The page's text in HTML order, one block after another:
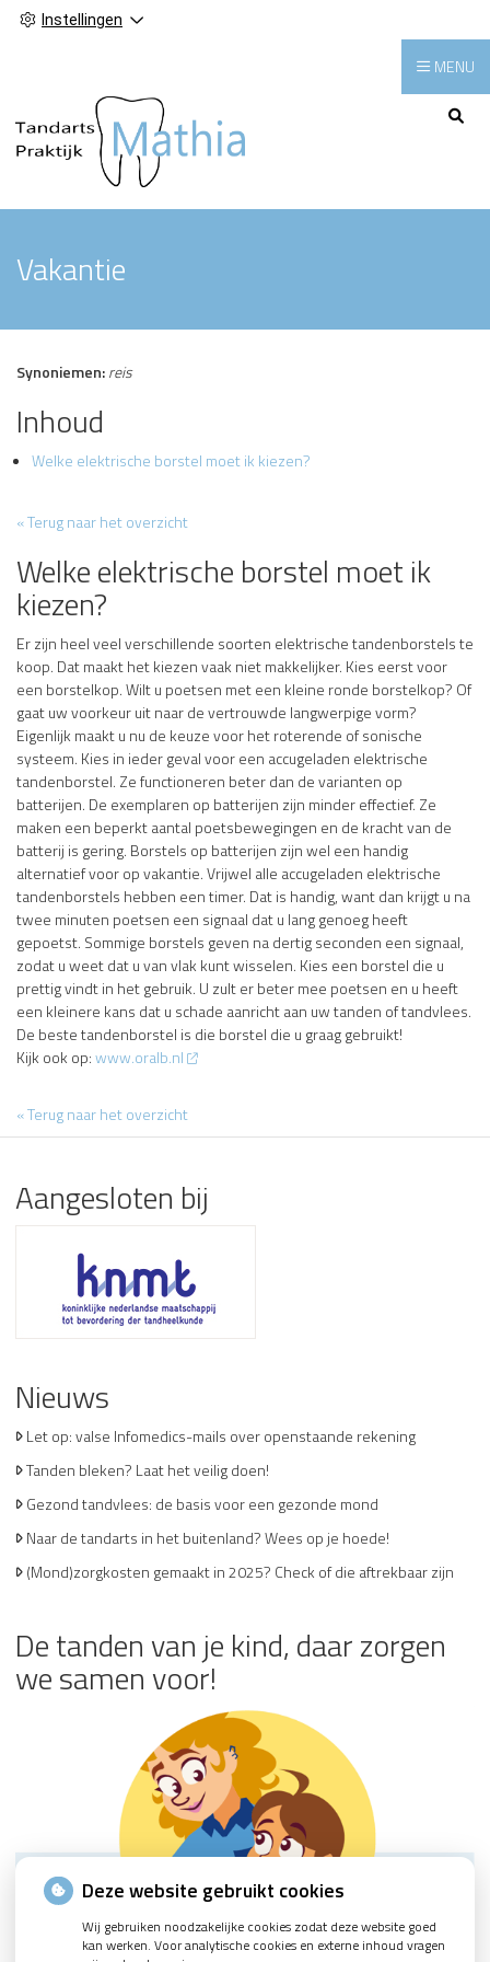
Instellingen
Hoofdmenu
MENU
Vakantie
Synoniemen:reis
Inhoud
Welke elektrische borstel moet ik kiezen?
« Terug naar het overzicht
Welke elektrische borstel moet ik
kiezen?
Er zijn heel veel verschillende soorten elektrische tandenborstels te
koop. Dat maakt het kiezen vaak niet makkelijker. Kies eerst voor
een borstelkop. Wilt u poetsen met een kleine ronde borstelkop? Of
gaat uw voorkeur uit naar de vertrouwde langwerpige vorm?
Eigenlijk maakt u nu de keuze voor het roterende of sonische
systeem. Kies in ieder geval voor een accugeladen elektrische
tandenborstel. Ze functioneren beter dan de varianten op
batterijen. De exemplaren op batterijen zijn minder effectief. Ze
maken een beperkt aantal poetsbewegingen en de kracht van de
batterij is gering. Borstels op batterijen zijn wel een handig
alternatief voor op vakantie. Vrijwel alle accugeladen elektrische
tandenborstels hebben een timer. Dat is handig, want dan krijgt u na
twee minuten poetsen een signaal dat u lang genoeg heeft
gepoetst. Sommige borstels geven na dertig seconden een signaal,
zodat u weet dat u van vlak kunt wisselen. Kies een borstel die u
prettig vindt in het gebruik. U zult er beter mee poetsen en u heeft
een kleinere kans dat u schade aanricht aan uw tanden of tandvlees.
De beste tandenborstel is die borstel die u graag gebruikt!
Kijk ook op:www.oralb.nl
« Terug naar het overzicht
Aangesloten bij
Nieuws
Let op: valse Infomedics-mails over openstaande rekening
Tanden bleken? Laat het veilig doen!
Gezond tandvlees: de basis voor een gezonde mond
Naar de tandarts in het buitenland? Wees op je hoede!
(Mond)zorgkosten gemaakt in 2025? Check of die aftrekbaar zijn
De tanden van je kind, daar zorgen
we samen voor!
Deze website gebruikt cookies
Wij gebruiken noodzakelijke cookies zodat deze website goed
kan werken. Voor analytische cookies en externe inhoud vragen